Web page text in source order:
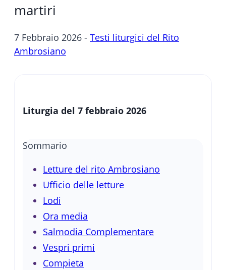
martiri
7 Febbraio 2026 - Testi liturgici del Rito
Ambrosiano
Liturgia del 7 febbraio 2026
Sommario
Letture del rito Ambrosiano
Ufficio delle letture
Lodi
Ora media
Salmodia Complementare
Vespri primi
Compieta